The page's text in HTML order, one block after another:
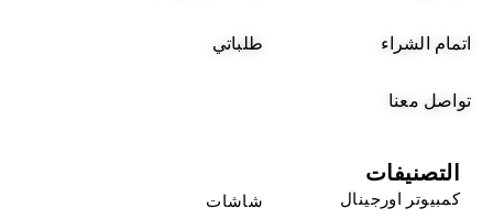
اتمام الشراء طلباتي
تواصل معنا
التصنيفات
كمبيوتر اورجينال
شاشات